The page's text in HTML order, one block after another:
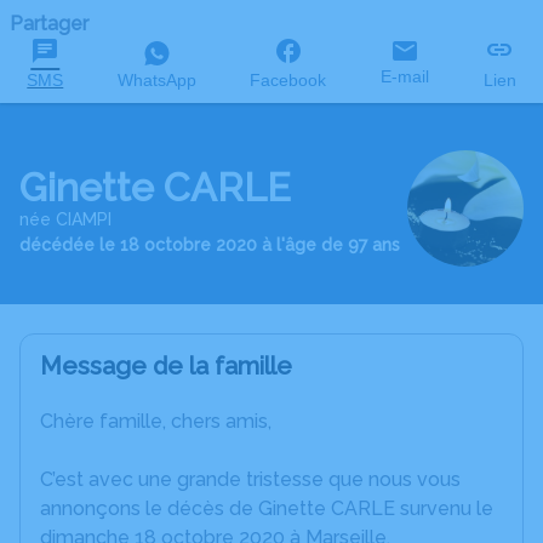
Partager
SMS WhatsApp Facebook E-mail Lien
Ginette CARLE
née CIAMPI
décédée le 18 octobre 2020 à l'âge de 97 ans
Message de la famille
Chère famille, chers amis,
C’est avec une grande tristesse que nous vous
annonçons le décès de Ginette CARLE survenu le
dimanche 18 octobre 2020 à Marseille.